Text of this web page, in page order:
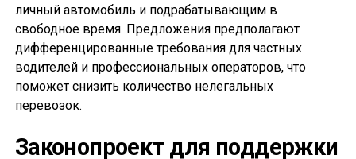
личный автомобиль и подрабатывающим в
свободное время. Предложения предполагают
дифференцированные требования для частных
водителей и профессиональных операторов, что
поможет снизить количество нелегальных
перевозок.
Законопроект для поддержки